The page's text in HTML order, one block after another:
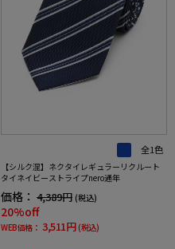
全1色
【シルク混】ネクタイレギュラーリクルート
タイネイビーストライプnero通年
価格： 4,389円 (税込)
20%off
WEB価格： 3,511円 (税込)